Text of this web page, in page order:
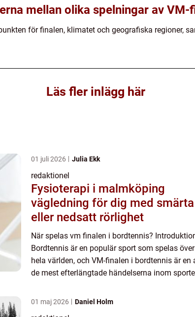
mellan olika spelningar av VM-
för finalen, klimatet och geografiska regioner,
Läs fler inlägg här
01 juli 2026 Julia Ekk
redaktionel
Fysioterapi i malmköping
vägledning för dig med smärta
eller nedsatt rörlighet
När spelas vm finalen i bordtennis?
Bordtennis är en populär sport som spelas över
hela världen, och VM-finalen i bordtennis är en
de mest efterlängtade händelserna inom
och gr...
01 maj 2026 Daniel Holm